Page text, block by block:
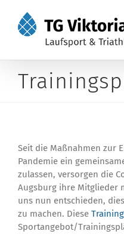
Inhalt
springen
Seit die Maßnahmen zur
Pandemie ein
zulassen, versorgen die
Augsburg ihre Mitglieder
uns nun entschieden,
zu machen. Diese
Sportangebot/